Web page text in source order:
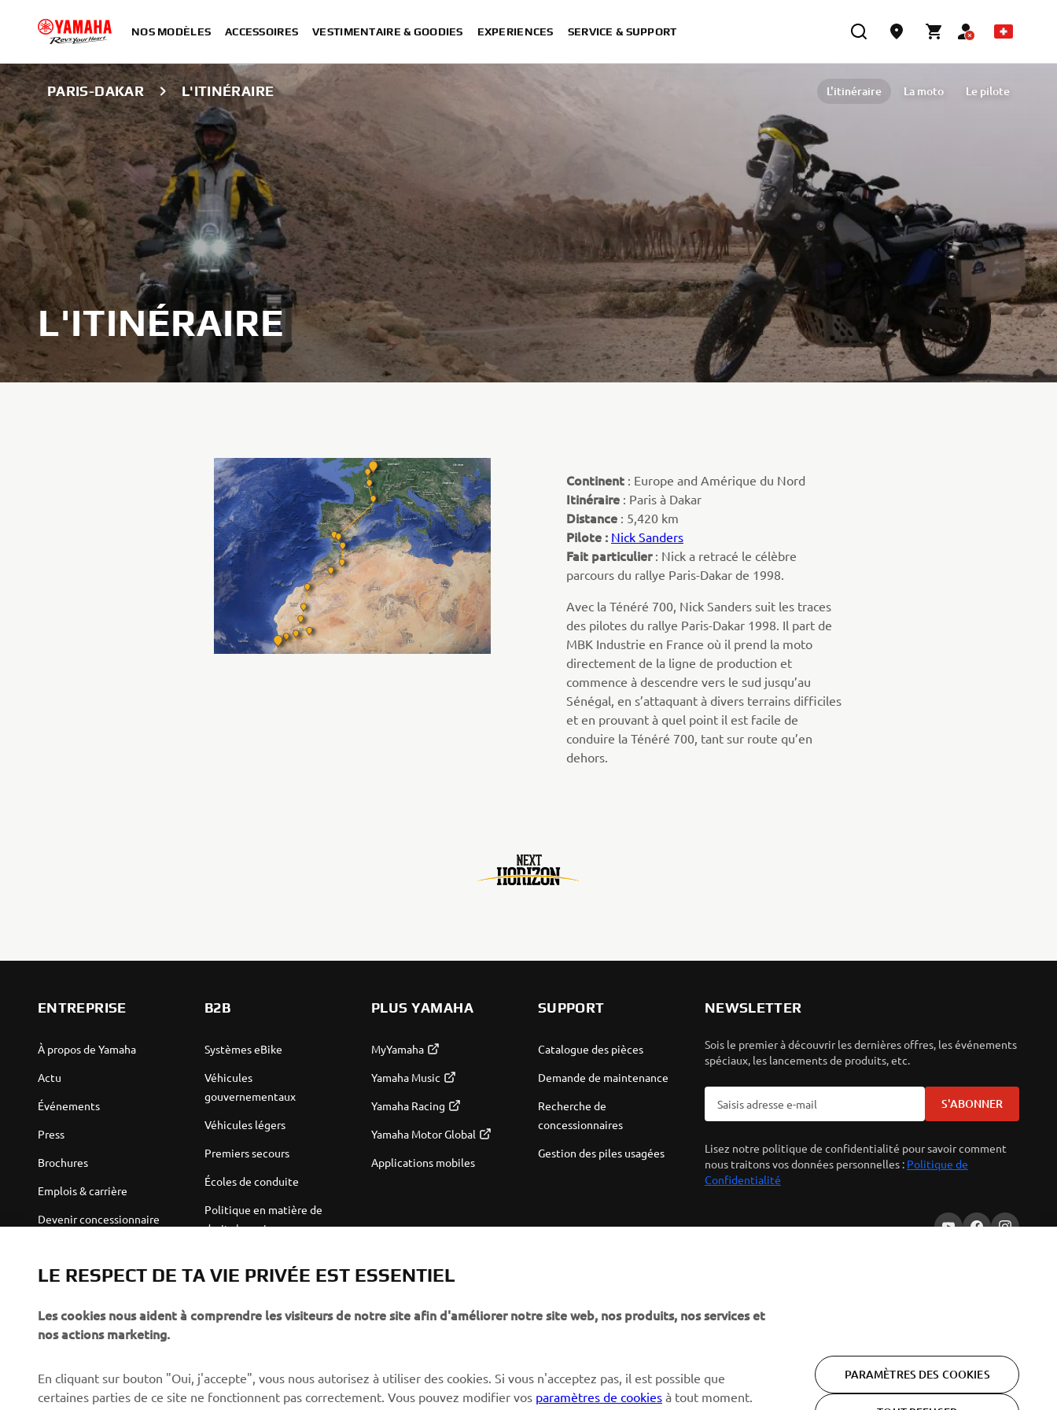
NOS MODÈLES ACCESSOIRES VESTIMENTAIRE & GOODIES EXPERIENCES SERVICE & SUPPORT
PARIS-DAKAR L'ITINÉRAIRE L'itinéraire La moto Le pilote
L'ITINÉRAIRE
Continent : Europe and Amérique du Nord
Itinéraire : Paris à Dakar
Distance : 5,420 km
Pilote : Nick Sanders
Fait particulier : Nick a retracé le célèbre
parcours du rallye Paris-Dakar de 1998.
Avec la Ténéré 700, Nick Sanders suit les traces
des pilotes du rallye Paris-Dakar 1998. Il part de
MBK Industrie en France où il prend la moto
directement de la ligne de production et
commence à descendre vers le sud jusqu’au
Sénégal, en s’attaquant à divers terrains difficiles
et en prouvant à quel point il est facile de
conduire la Ténéré 700, tant sur route qu’en
dehors.
ENTREPRISE
À propos de Yamaha
Actu
Événements
Press
Brochures
Emplois & carrière
Devenir concessionnaire
base
B2B
Systèmes eBike
Véhicules
gouvernementaux
Véhicules légers
Premiers secours
Écoles de conduite
Politique en matière de
droits humains
Partenariats
Informations techniques
Yamalube Safety Data
Sheets
PLUS YAMAHA
MyYamaha
Yamaha Music
Yamaha Racing
Yamaha Motor Global
Applications mobiles
SUPPORT
Catalogue des pièces
Demande de maintenance
Recherche de
concessionnaires
Gestion des piles usagées
NEWSLETTER
Sois le premier à découvrir les dernières offres, les événements
spéciaux, les lancements de produits, etc.
S'ABONNER
Lisez notre politique de confidentialité pour savoir comment
nous traitons vos données personnelles : Politique de
Confidentialité
LE RESPECT DE TA VIE PRIVÉE EST ESSENTIEL
Les cookies nous aident à comprendre les visiteurs de notre site afin d'améliorer notre site web, nos produits, nos services et
nos actions marketing.
En cliquant sur bouton "Oui, j'accepte", vous nous autorisez à utiliser des cookies. Si vous n'acceptez pas, il est possible que
certaines parties de ce site ne fonctionnent pas correctement. Vous pouvez modifier vos paramètres de cookies à tout moment.
PARAMÈTRES DES COOKIES